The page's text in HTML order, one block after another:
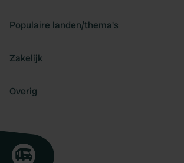
Populaire landen/thema's
Zakelijk
Overig